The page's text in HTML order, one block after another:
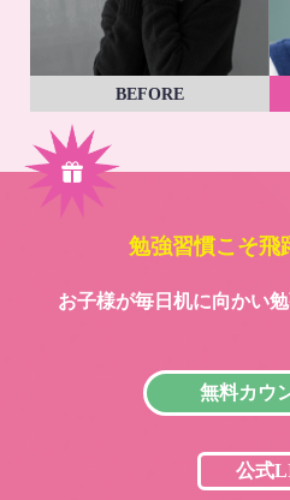
BEFORE
勉強習慣こそ飛
お子様が毎日机に向かい
無料カウ
公式